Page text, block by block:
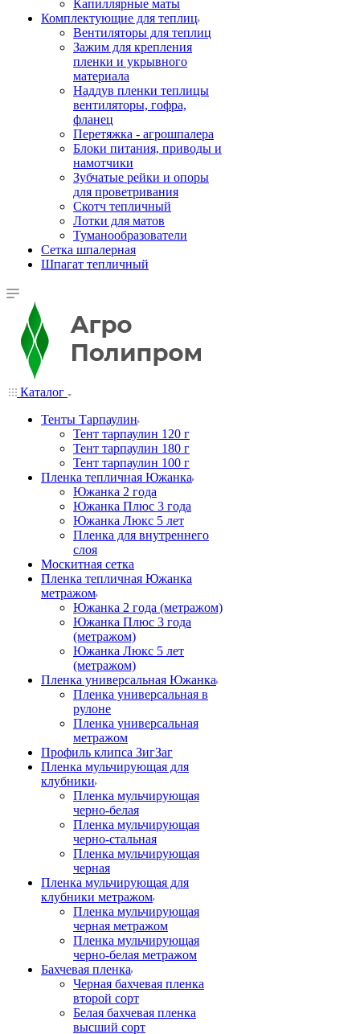
Капиллярные маты
Комплектующие для теплиц
Вентиляторы для теплиц
Зажим для крепления
пленки и укрывного
материала
Наддув пленки теплицы
вентиляторы, гофра,
фланец
Перетяжка - агрошпалера
Блоки питания, приводы и
намотчики
Зубчатые рейки и опоры
для проветривания
Скотч тепличный
Лотки для матов
Туманообразователи
Сетка шпалерная
Шпагат тепличный
Каталог
Тенты Тарпаулин
Тент тарпаулин 120 г
Тент тарпаулин 180 г
Тент тарпаулин 100 г
Пленка тепличная Южанка
Южанка 2 года
Южанка Плюс 3 года
Южанка Люкс 5 лет
Пленка для внутреннего
слоя
Москитная сетка
Пленка тепличная Южанка
метражом
Южанка 2 года (метражом)
Южанка Плюс 3 года
(метражом)
Южанка Люкс 5 лет
(метражом)
Пленка универсальная Южанка
Пленка универсальная в
рулоне
Пленка универсальная
метражом
Профиль клипса ЗигЗаг
Пленка мульчирующая для
клубники
Пленка мульчирующая
черно-белая
Пленка мульчирующая
черно-стальная
Пленка мульчирующая
черная
Пленка мульчирующая для
клубники метражом
Пленка мульчирующая
черная метражом
Пленка мульчирующая
черно-белая метражом
Бахчевая пленка
Черная бахчевая пленка
второй сорт
Белая бахчевая пленка
высший сорт